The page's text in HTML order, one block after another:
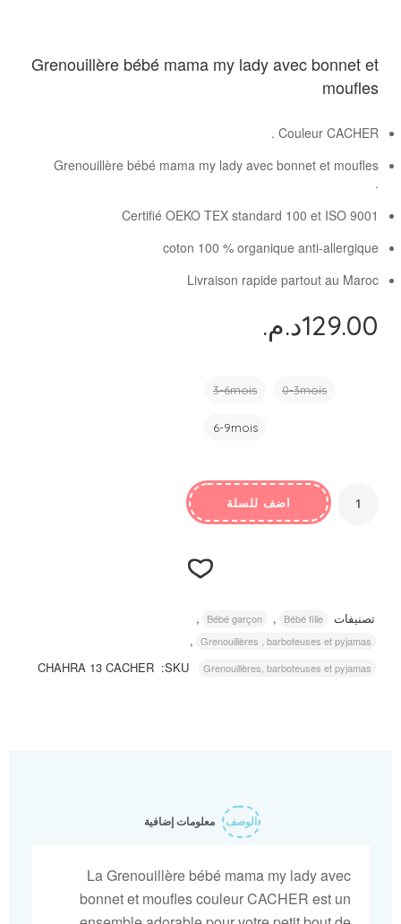
Grenouillère bébé mama my lady avec bonnet et
moufles
Couleur CACHER .
Grenouillère bébé mama my lady avec bonnet et moufles
.
Certifié OEKO TEX standard 100 et ISO 9001
coton 100 % organique anti-allergique
Livraison rapide partout au Maroc
129.00د.م.
0-3mois
3-6mois
6-9mois
اضف للسلة
تصنيفات Bébé fille
,
Bébé garçon
,
Grenouillères , barboteuses et pyjamas
,
Grenouillères, barboteuses et pyjamas
SKU:
CHAHRA 13 CACHER
الوصف معلومات إضافية
La Grenouillère bébé mama my lady avec
bonnet et moufles couleur CACHER est un